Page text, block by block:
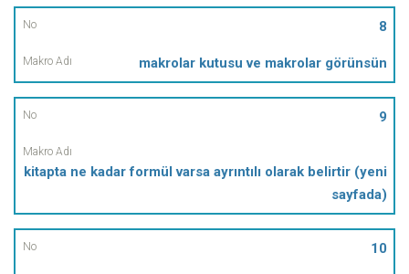
8
makrolar kutusu ve makrolar görünsün
9
kitapta ne kadar formül varsa ayrıntılı olarak belirtir (yeni
sayfada)
10